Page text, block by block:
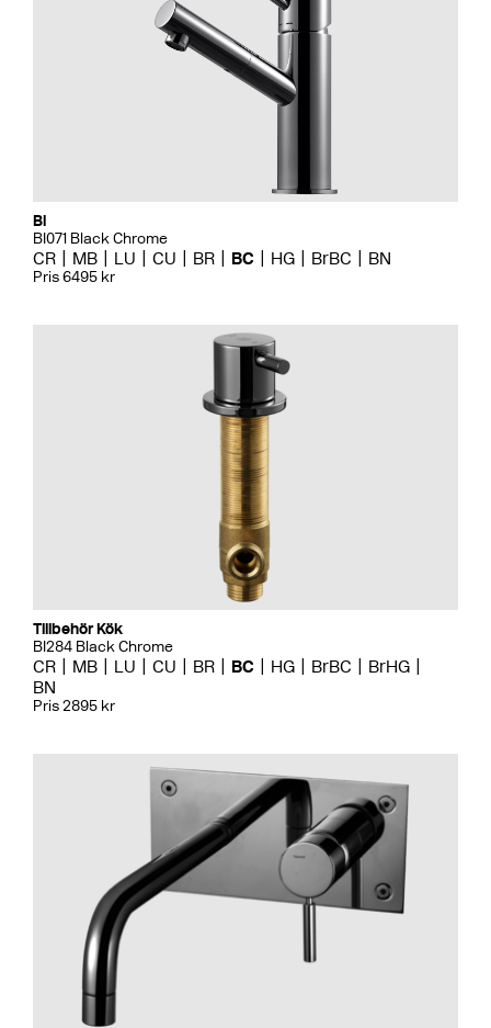
Bi
BI071 Black Chrome
CR MB LU CU BR BC HG BrBC BN
Pris 6495 kr
Tillbehör Kök
BI284 Black Chrome
CR MB LU CU BR BC HG BrBC
BrHG
BN
Pris 2895 kr